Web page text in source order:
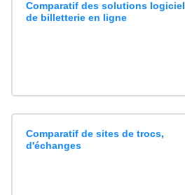
Comparatif des solutions logiciel
de billetterie en ligne
Comparatif de sites de trocs,
d'échanges